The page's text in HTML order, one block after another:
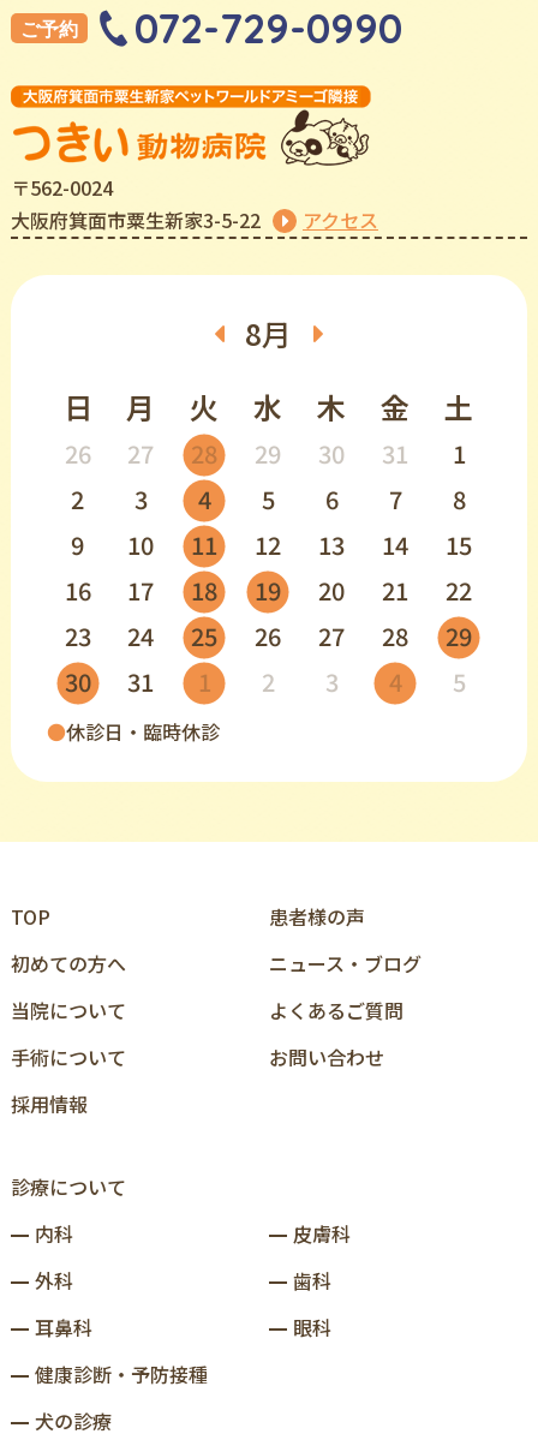
ご予約 072-729-0990
〒562-0024
⼤阪府箕⾯市粟⽣新家3-5-22
アクセス
8月
日 月 火 水 木 金 土
26 27 28 29 30 31
1
2
3 4 5 6 7
8
9
10 11 12 13 14
15
16
17 18 19 20 21
22
23
24 25 26 27 28
29
30
31 1 2 3 4 5
●休診日・臨時休診
TOP
初めての⽅へ
当院について
⼿術について
採用情報
患者様の声
ニュース‧ブログ
よくあるご質問
お問い合わせ
診療について
内科
外科
耳鼻科
皮膚科
歯科
眼科
健康診断‧予防接種
⽝の診療